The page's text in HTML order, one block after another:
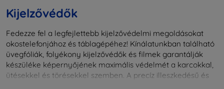
Kijelzővédők
Fedezze fel a legfejlettebb kijelzővédelmi megoldásokat
okostelefonjához és táblagépéhez! Kínálatunkban található
üvegfóliák, folyékony kijelzővédők és filmek garantálják
készüléke képernyőjének maximális védelmét a karcokkal,
ütésekkel és törésekkel szemben. A precíz illeszkedésű és